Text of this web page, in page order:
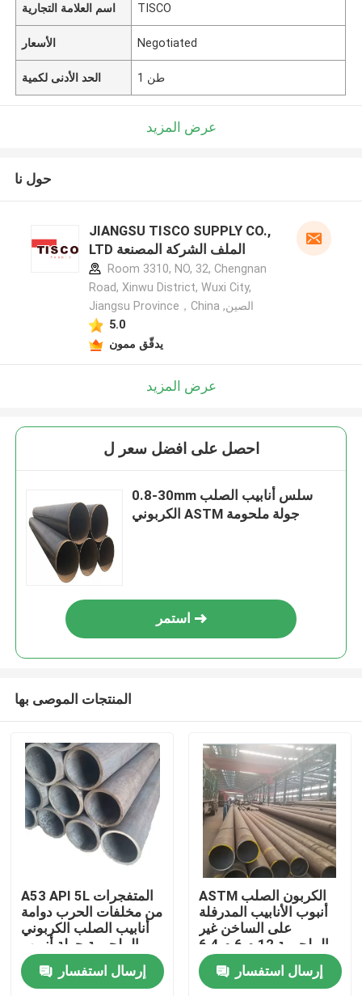
منزل
اسم العلامة التجارية TISCO
الأسعار Negotiated
الحد الأدنى لكمية 1 طن
عرض المزيد
حول نا
JIANGSU TISCO SUPPLY CO.,
LTD الملف الشركة المصنعة
Room 3310, NO, 32, Chengnan
Road, Xinwu District, Wuxi City,
Jiangsu Province，China ,الصين
5.0
يدقّق ممون
عرض المزيد
احصل على افضل سعر ل
0.8-30mm سلس أنابيب الصلب
الكربوني ASTM جولة ملحومة
استمر
المنتجات الموصى بها
A53 API 5L المتفجرات
من مخلفات الحرب دوامة
أنابيب الصلب الكربوني
الملحومة جولة أنبوب
المدرفلة على الساخن
0.8 ممإرسال استفسار
ASTM الكربون الصلب
أنبوب الأنابيب المدرفلة
على الساخن غير
الملحومة 12 م 6 م 6.4
م المتفجرات من
مخلفات الحرب
إرسال استفسار